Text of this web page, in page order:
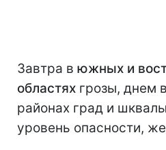
Завтра в южных и
областях грозы, днем
районах град и
уровень опасности,